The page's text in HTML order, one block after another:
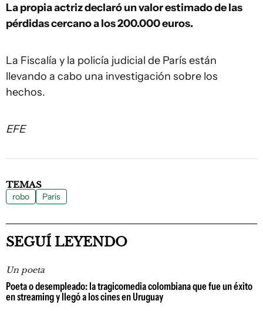
La propia actriz declaró un valor estimado de las
pérdidas cercano a los 200.000 euros.
La Fiscalía y la policía judicial de París están
llevando a cabo una investigación sobre los
hechos.
EFE
TEMAS
robo Paris
SEGUÍ LEYENDO
Un poeta
Poeta o desempleado: la tragicomedia colombiana que fue un éxito
en streaming y llegó a los cines en Uruguay